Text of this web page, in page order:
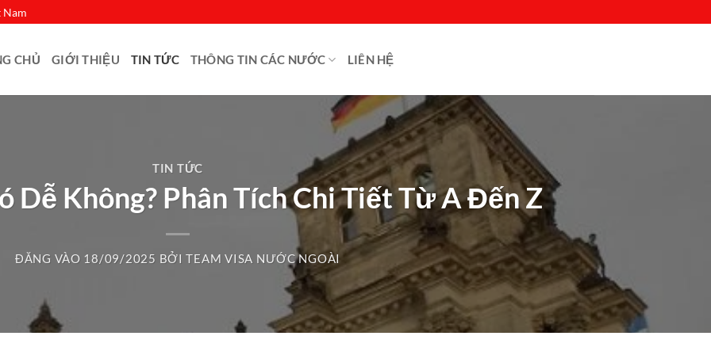
Nam
CHỦ GIỚI THIỆU TIN TỨC THÔNG TIN CÁC NƯỚC LIÊN HỆ
TIN TỨC
Không? Phân Tích Chi Tiết Từ A Đến Z
ĐĂNG VÀO 18/09/2025 BỞITEAM VISA NƯỚC NGOÀI